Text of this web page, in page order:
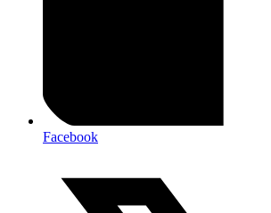
Facebook